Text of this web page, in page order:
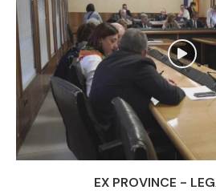
EX PROVINCE -